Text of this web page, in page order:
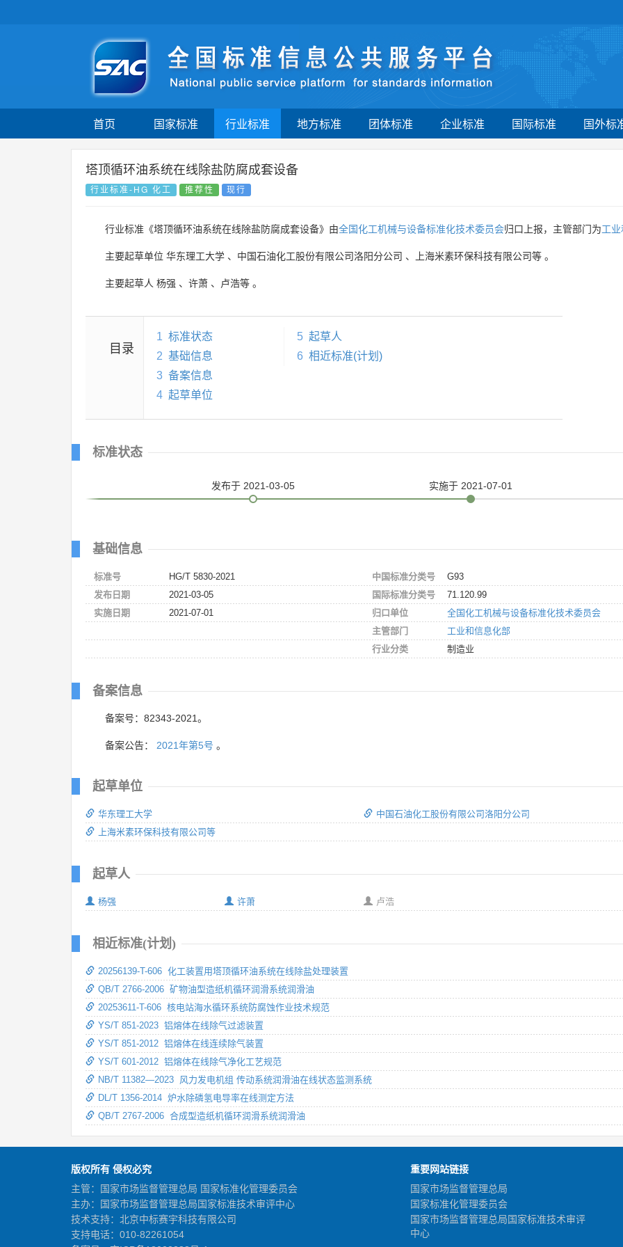
首页 国家标准 行业标准 地方标准 团体标准 企业标准 国际标准 国外标
塔顶循环油系统在线除盐防腐成套设备
行业标准-HG 化工 推荐性 现行
行业标准《塔顶循环油系统在线除盐防腐成套设备》由全国化工机械与设备标准化技术委员会归口上报，主管部门为工
主要起草单位 华东理工大学 、 中国石油化工股份有限公司洛阳分公司 、 上海米素环保科技有限公司等 。
主要起草人 杨强 、 许萧 、 卢浩等 。
目录
1 标准状态
2 基础信息
3 备案信息
4 起草单位
5 起草人
6 相近标准(计划)
标准状态
发布于 2021-03-05 实施于 2021-07-01
基础信息
标准号
HG/T 5830-2021
发布日期
2021-03-05
实施日期
2021-07-01
中国标准分类号
G93
国际标准分类号
71.120.99
归口单位
全国化工机械与设备标准化技术委员会
主管部门
工业和信息化部
行业分类
制造业
备案信息
备案号：82343-2021。
备案公告： 2021年第5号 。
起草单位
华东理工大学
上海米素环保科技有限公司等
中国石油化工股份有限公司洛阳分公司
起草人
杨强 许萧 卢浩
相近标准(计划)
20256139-T-606 化工装置用塔顶循环油系统在线除盐处理装置
QB/T 2766-2006 矿物油型造纸机循环润滑系统润滑油
20253611-T-606 核电站海水循环系统防腐蚀作业技术规范
YS/T 851-2023 铝熔体在线除气过滤装置
YS/T 851-2012 铝熔体在线连续除气装置
YS/T 601-2012 铝熔体在线除气净化工艺规范
NB/T 11382—2023 风力发电机组 传动系统润滑油在线状态监测系统
DL/T 1356-2014 炉水除磷氢电导率在线测定方法
QB/T 2767-2006 合成型造纸机循环润滑系统润滑油
版权所有 侵权必究
主管：国家市场监督管理总局 国家标准化管理委员会
主办：国家市场监督管理总局国家标准技术审评中心
技术支持：北京中标赛宇科技有限公司
支持电话：010-82261054
重要网站链接
国家市场监督管理总局
国家标准化管理委员会
国家市场监督管理总局国家标准技术审评
中心